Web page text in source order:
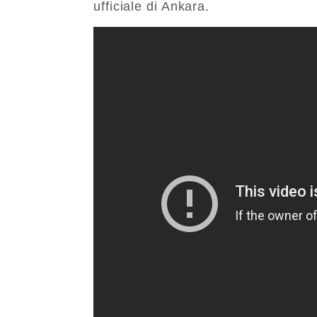
ufficiale di Ankara.